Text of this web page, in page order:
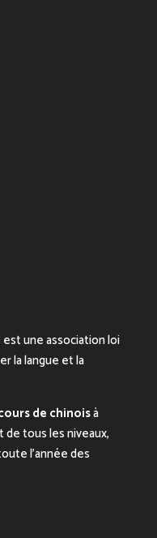
une association loi
la langue et la
de chinoisà
tous les niveaux,
l’année des